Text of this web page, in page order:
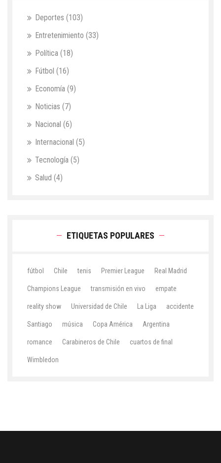
Deportes (103)
Entretenimiento (33)
Política (18)
Fútbol (16)
Economía (9)
Noticias (7)
Nacional (6)
Internacional (5)
Tecnología (5)
Salud (4)
ETIQUETAS POPULARES
fútbol Chile tenis Premier League Real Madrid
Champions League transmisión en vivo empate
reality show Universidad de Chile La Liga accidente
Santiago música Copa América Argentina
romance Carabineros de Chile cuartos de final
Wimbledon